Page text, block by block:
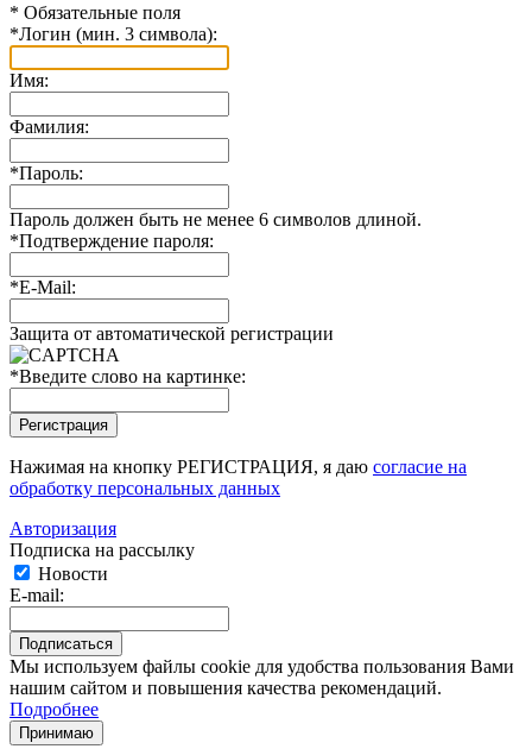
* Обязательные поля
*Логин (мин. 3 символа):
Имя:
Фамилия:
*Пароль:
Пароль должен быть не менее 6 символов длиной.
*Подтверждение пароля:
*E-Mail:
Защита от автоматической регистрации
*Введите слово на картинке:
Нажимая на кнопку РЕГИСТРАЦИЯ, я даю согласие на
обработку персональных данных
Авторизация
Подписка на рассылку
Новости
E-mail:
Мы используем файлы cookie для удобства пользования Вами
нашим сайтом и повышения качества рекомендаций.
Подробнее
Принимаю